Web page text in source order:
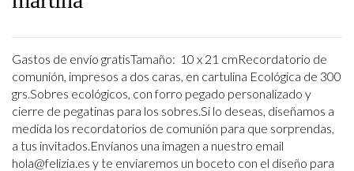
Gastos de envío gratisTamaño: 10 x 21 cmRecordatorio de
comunión, impresos a dos caras, en cartulina Ecológica de 300
grs.Sobres ecológicos, con forro pegado personalizado y
cierre de pegatinas para los sobres.Si lo deseas, diseñamos a
medida los recordatorios de comunión para que sorprendas,
a tus invitados.Envíanos una imagen a nuestro email
hola@felizia.es y te enviaremos un boceto con el diseño para